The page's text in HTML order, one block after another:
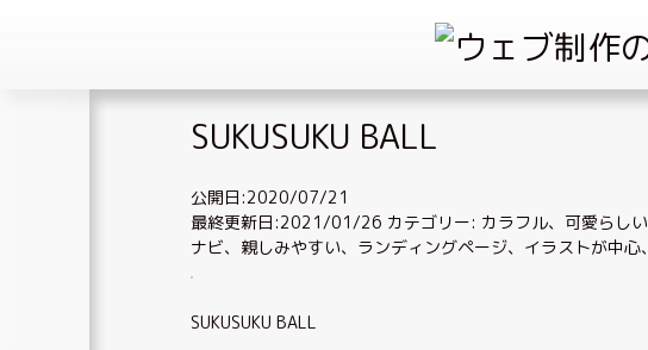
Skip
to
content
SUKUSUKU BALL
公開日:2020/07/21
最終更新日:2021/01/26 カテゴリー: カラフル、 可愛らしい
ナビ、 親しみやすい、 ランディングページ、 イラストが中心、
SUKUSUKU BALL